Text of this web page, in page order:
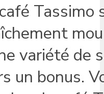
variété de
un bonus.